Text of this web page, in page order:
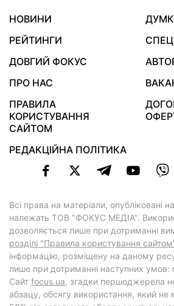
НОВИНИ
РЕЙТИНГИ
ДОВГИЙ ФОКУС
ПРО НАС
ПРАВИЛА
КОРИСТУВАННЯ
САЙТОМ
РЕДАКЦІЙНА ПОЛІТИКА
Всі права на матеріали, опубліковані
належать ТОВ "ФОКУС МЕДІА".
дозволяється лише при дотриманні
розділі "Правила користування
інформацію, розміщену на даному
лише при дотриманні наступних умов:
Cайт focus.ua, згадки першоджерела
абзацу, обсягу використання, який